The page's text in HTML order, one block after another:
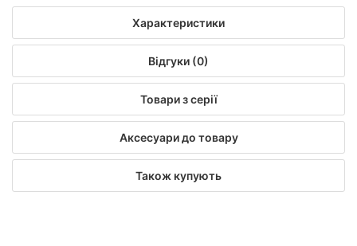
Характеристики
Відгуки (0)
Товари з серії
Аксесуари до товару
Також купують